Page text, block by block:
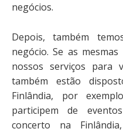
negócios.
Depois, também
negócio. Se as
nossos serviços para
também estão
Finlândia, por
participem de
concerto na